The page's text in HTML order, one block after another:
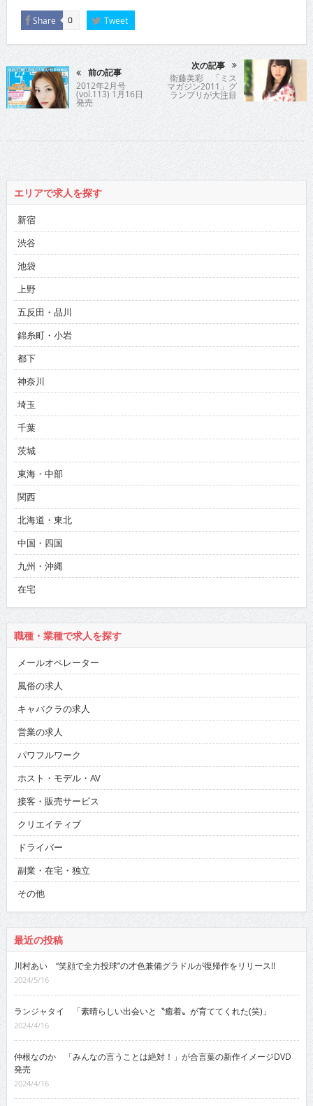
Share 0 Tweet
前の記事
2012年2月号
(vol.113) 1月16日
発売
次の記事
衛藤美彩 「ミス
マガジン2011」グ
ランプリが大注目
のファースト写真
集を発売!!
エリアで求人を探す
新宿
渋谷
池袋
上野
五反田・品川
錦糸町・小岩
都下
神奈川
埼玉
千葉
茨城
東海・中部
関西
北海道・東北
中国・四国
九州・沖縄
在宅
職種・業種で求人を探す
メールオペレーター
風俗の求人
キャバクラの求人
営業の求人
パワフルワーク
ホスト・モデル・AV
接客・販売サービス
クリエイティブ
ドライバー
副業・在宅・独立
その他
最近の投稿
川村あい “笑顔で全力投球”の才色兼備グラドルが復帰作をリリース!!
2024/5/16
ランジャタイ 「素晴らしい出会いと〝癒着〟が育ててくれた(笑)」
2024/4/16
仲根なのか 「みんなの言うことは絶対！」が合言葉の新作イメージDVD
発売
2024/4/16